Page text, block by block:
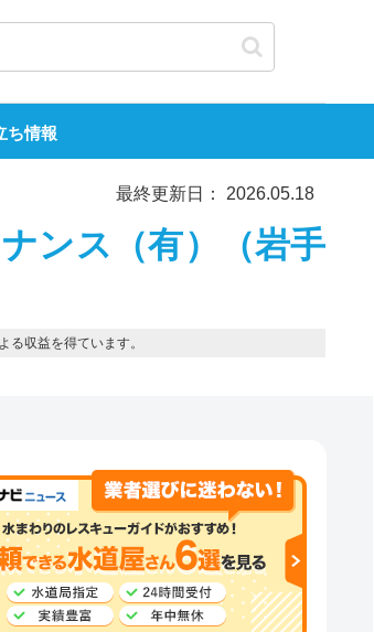
ち情報
最終更新日： 2026.05.18
ンス（有）（岩手
収益を得ています。